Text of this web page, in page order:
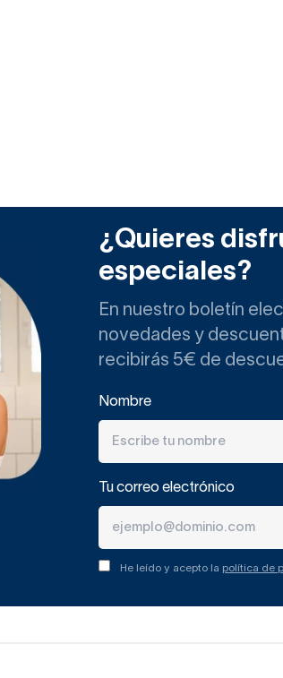
¿Quieres
especiales?
En nuestro boletín
novedades y
recibirás 5€ de
Nombre
Tu correo electrónico
He leído y acepto la política de